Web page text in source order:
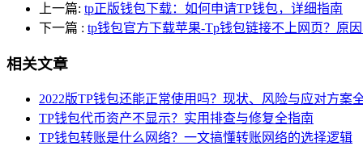
上一篇: tp正版钱包下载：如何申请TP钱包，详细指南
下一篇 : tp钱包官方下载苹果-Tp钱包链接不上网页？原
相关文章
2022版TP钱包还能正常使用吗？现状、风险与应对方案
TP钱包代币资产不显示？实用排查与修复全指南
TP钱包转账是什么网络？一文搞懂转账网络的选择逻辑